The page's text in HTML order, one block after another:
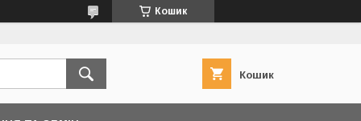
Кошик
Кошик